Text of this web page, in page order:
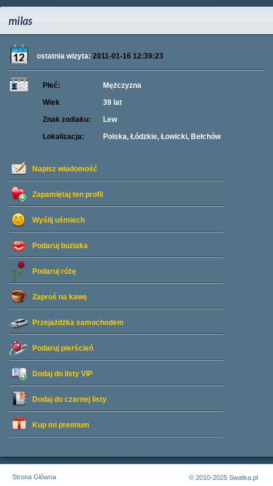
milas
ostatnia wizyta: 2011-01-16 12:39:23
Napisz wiadomość
Zapamiętaj ten profil
Wyślij uśmiech
Podaruj buziaka
Podaruj różę
Zaproś na kawę
Przejażdżka samochodem
Podaruj pierścień
Dodaj do listy VIP
Dodaj do czarnej listy
Kup mi premium
Płeć:
Mężczyzna
Wiek
39 lat
Znak zodiaku:
Lew
Lokalizacja:
Polska, Łódzkie, Łowicki, Bełchów
Strona Główna
© 2010-2025 Swatka.pl